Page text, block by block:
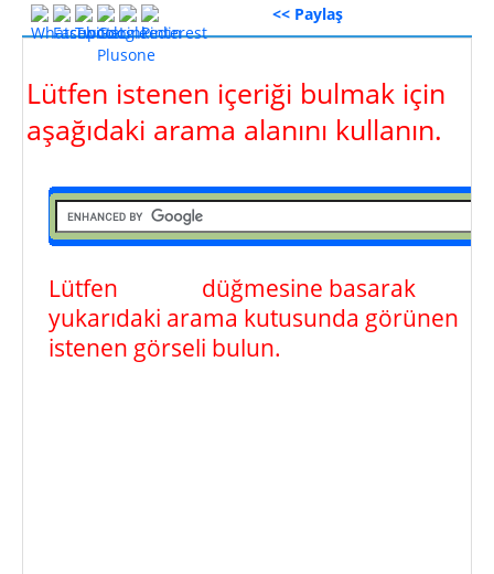
<< Paylaş
Lütfen istenen içeriği bulmak için
aşağıdaki arama alanını kullanın.
Lütfen
düğmesine basarak
yukarıdaki arama kutusunda görünen
istenen görseli bulun.